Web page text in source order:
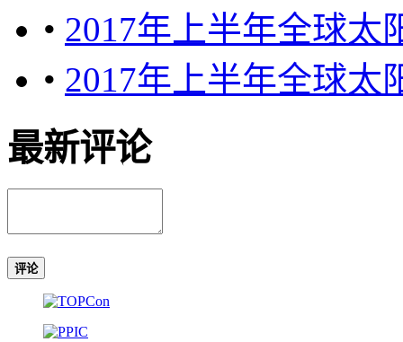
• 2017年上半年全球太
• 2017年上半年全球太
最新评论
评论